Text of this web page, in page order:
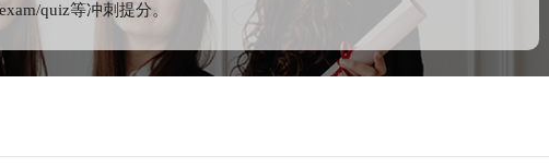
生提供所有的日常所需。设施包括超市，书店，苏格兰皇家银行，餐
有650多个阅读座位和70台个人电脑工作站，运动村的设施包括了网
quiz等冲刺提分。